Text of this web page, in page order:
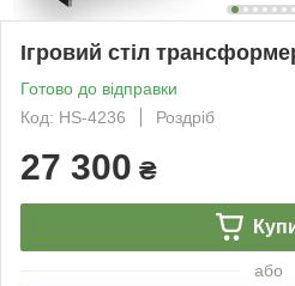
Ігровий стіл
Готово до відправки
Код: HS-4236
Роздріб
27 300 ₴
або